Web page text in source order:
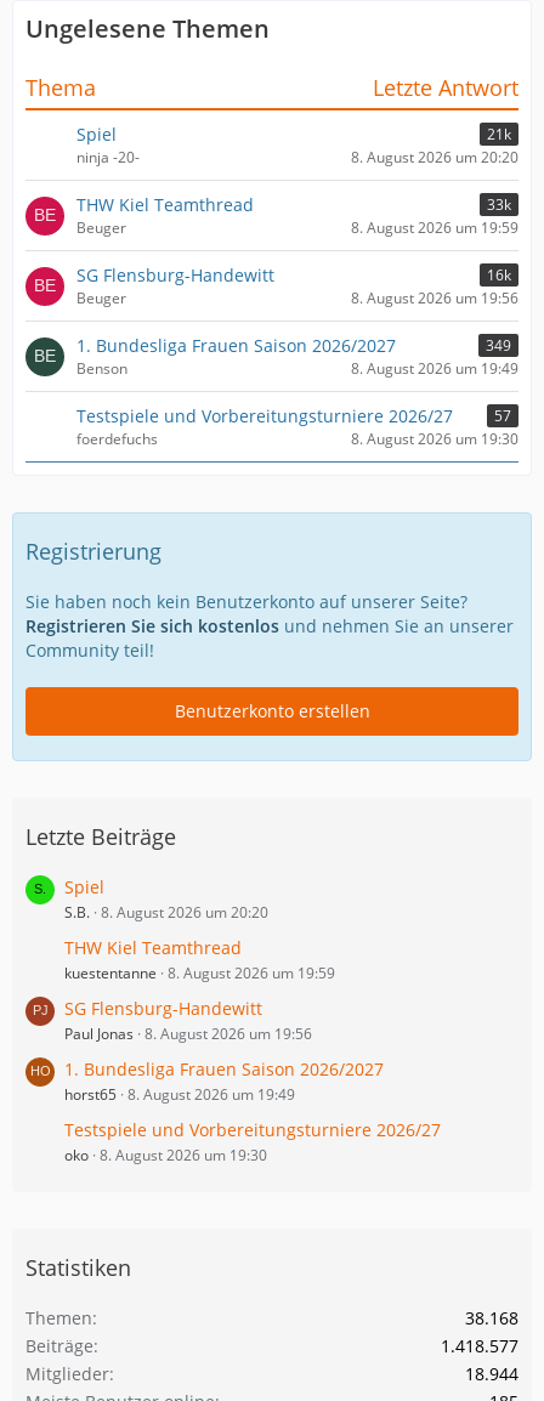
Ungelesene Themen
Thema Letzte Antwort
Spiel
21k
ninja -20-
8. August 2026 um 20:20
THW Kiel Teamthread
33k
Beuger
8. August 2026 um 19:59
SG Flensburg-Handewitt
16k
Beuger
8. August 2026 um 19:56
1. Bundesliga Frauen Saison 2026/2027
349
Benson
8. August 2026 um 19:49
Testspiele und Vorbereitungsturniere 2026/27
57
foerdefuchs
8. August 2026 um 19:30
Registrierung
Sie haben noch kein Benutzerkonto auf unserer Seite?
Registrieren Sie sich kostenlos und nehmen Sie an unserer
Community teil!
Benutzerkonto erstellen
Letzte Beiträge
Spiel
S.B. 8. August 2026 um 20:20
THW Kiel Teamthread
kuestentanne 8. August 2026 um 19:59
SG Flensburg-Handewitt
Paul Jonas 8. August 2026 um 19:56
1. Bundesliga Frauen Saison 2026/2027
horst65 8. August 2026 um 19:49
Testspiele und Vorbereitungsturniere 2026/27
oko 8. August 2026 um 19:30
Statistiken
Themen
38.168
Beiträge
1.418.577
Mitglieder
18.944